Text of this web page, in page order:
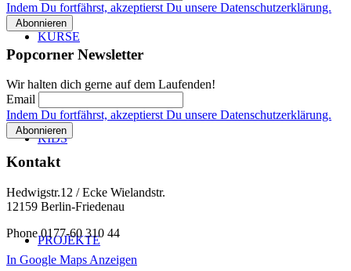
KURSE
KIDS
PROJEKTE
Indem Du fortfährst, akzeptierst Du unsere Datenschutzerklärung.
Popcorner Newsletter
Wir halten dich gerne auf dem Laufenden!
Email
Indem Du fortfährst, akzeptierst Du unsere Datenschutzerklärung.
Kontakt
Hedwigstr.12 / Ecke Wielandstr.
12159 Berlin-Friedenau
Phone 0177-60 310 44
In Google Maps Anzeigen